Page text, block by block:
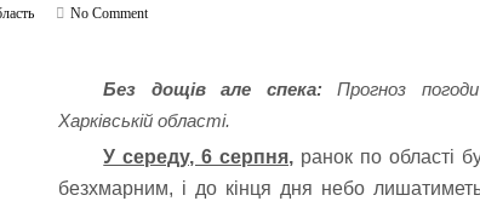
No Comment
Без дощів але спека:Прогноз
Харківській області.
У середу, 6 серпня, ранок по області
безхмарним, і до кінця дня небо